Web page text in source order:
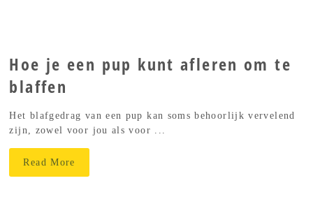
Hoe je een pup kunt afleren om te
blaffen
Het blafgedrag van een pup kan soms behoorlijk vervelend
zijn, zowel voor jou als voor ...
Read More